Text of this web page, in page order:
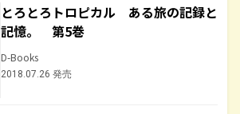
とろとろトロピカル ある旅の記録と
記憶。 第5巻
D-Books
2018.07.26 発売